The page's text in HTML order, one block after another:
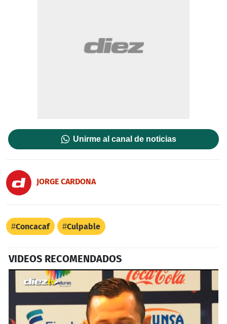
Unirme al canal de noticias
JORGE CARDONA
Concacaf Culpable
VIDEOS RECOMENDADOS